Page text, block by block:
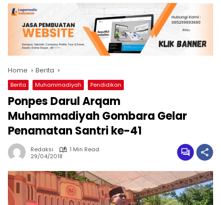
Home Berita
Berita Muhammadiyah Pendidikan
Ponpes Darul Arqam
Muhammadiyah Gombara Gelar
Penamatan Santri ke-41
Redaksi
1 Min Read
29/04/2018